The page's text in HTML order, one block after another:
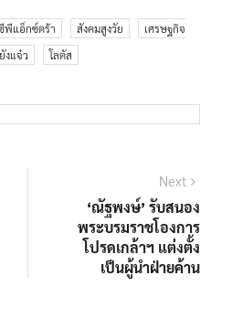
พีแอ็กซ์ตร้า สังคมสูงวัย
เศรษฐกิจ
งแจ๋ว โลตัส
Next
‘ณัฐพงษ์’ รับสนอง
พระบรมราชโองการ
โปรดเกล้าฯ แต่งตั้ง
เป็นผู้นำฝ่ายค้าน